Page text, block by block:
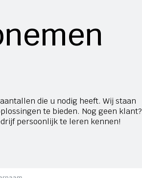
die u nodig heeft. Wij staan
te bieden. Nog geen klant?
persoonlijk te leren kennen!